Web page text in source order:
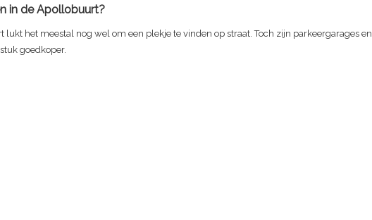
in de Apollobuurt?
lukt het meestal nog wel om een plekje te vinden op straat. Toch zijn parkeergarages en
goedkoper.